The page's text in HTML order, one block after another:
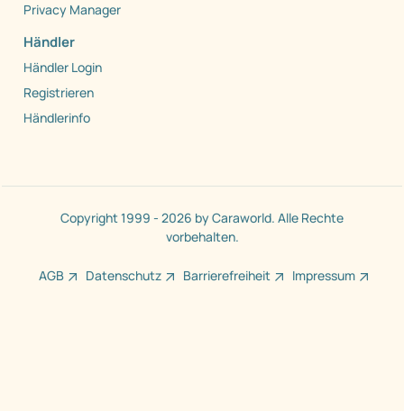
Privacy Manager
Händler
Händler Login
Registrieren
Händlerinfo
Copyright 1999 - 2026 by Caraworld. Alle Rechte
vorbehalten.
AGB Datenschutz Barrierefreiheit Impressum